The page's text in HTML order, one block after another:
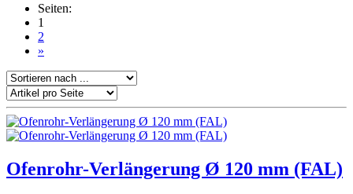
Seiten:
1
2
»
Ofenrohr-Verlängerung Ø 120 mm (FAL)